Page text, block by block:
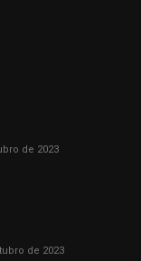
de 2023
de 2023